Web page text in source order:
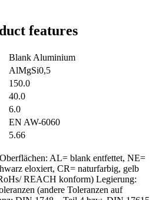
features
Blank Aluminium
AlMgSi0,5
150.0
40.0
6.0
EN AW-6060
5.66
AL= blank entfettet, NE=
eloxiert, CR= naturfarbig, gelb
REACH konform) Legierung:
(andere Toleranzen auf